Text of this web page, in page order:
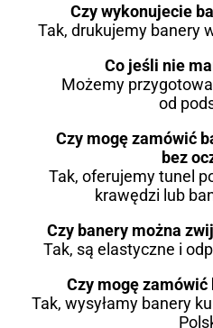
Czy wykonujecie
Tak, drukujemy banery
Co jeśli nie
Możemy
od
Czy mogę zamówić
bez
Tak, oferujemy tunel
krawędzi lub
Czy banery można
Tak, są elastyczne i
Czy mogę zamówić
Tak, wysyłamy banery